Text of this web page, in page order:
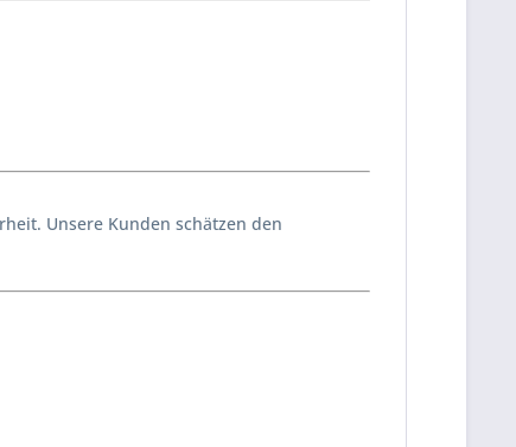
Unsere Kunden schätzen den